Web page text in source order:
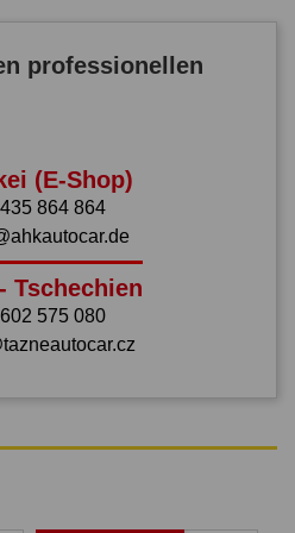
professionellen
(E-Shop)
864 864
Tschechien
575 080